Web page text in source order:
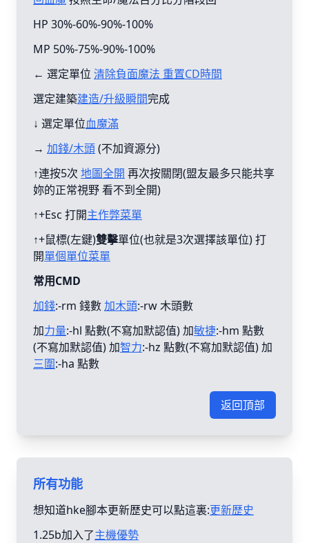
HP 30%-60%-90%-100%
MP 50%-75%-90%-100%
← 選定單位 清除負面魔法 重置CD時間
選定建築建造/升級瞬間完成
↓ 選定單位血魔滿
→ 加錢/木頭(不加資源分)
↑連按5次 地圖全開 再次按關閉(盟友最多只能共享
妳的正常視野 看不到全開)
↑+Esc 打開主作弊菜單
↑+鼠標(左鍵)雙擊單位(也就是3次選擇該單位) 打
開單個單位菜單
常用CMD
加錢:-rm 錢數加木頭:-rw 木頭數
加力量:-hl 點數(不寫加默認值) 加敏捷:-hm 點數
(不寫加默認值) 加智力:-hz 點數(不寫加默認值) 加
三圍:-ha 點數
返回頂部
所有功能
想知道hke腳本更新歴史可以點這裏:更新歴史
1.25b加入了主機優勢